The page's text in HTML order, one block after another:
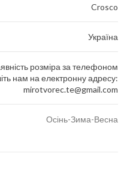
Crosco
Україна
розміра за телефоном
нам на електронну адресу:
mirotvorec.te@gmail.com
Осінь-Зима-Весна